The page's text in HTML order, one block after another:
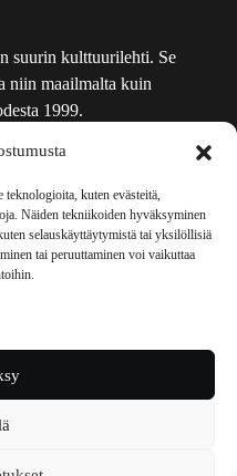
teknologioita, kuten evästeitä,
Näiden tekniikoiden hyväksyminen
selauskäyttäytymistä tai yksilöllisiä
tai peruuttaminen voi vaikuttaa
suurin kulttuurilehti. Se
niin maailmalta kuin
1999.